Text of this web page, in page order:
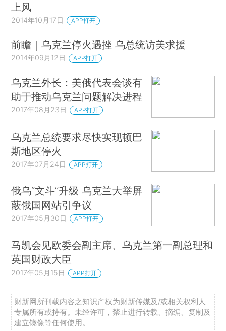
上风
2014年10月17日 APP打开
前瞻｜乌克兰停火遇挫 乌总统访美求援
2014年09月12日 APP打开
乌克兰外长：美俄代表会谈有
助于推动乌克兰问题解决进程
2017年08月23日 APP打开
乌克兰总统要求尽快实现顿巴
斯地区停火
2017年07月24日 APP打开
俄乌“文斗”升级 乌克兰大举屏
蔽俄国网站引争议
2017年05月30日 APP打开
马凯会见欧委会副主席、乌克兰第一副总理和
英国财政大臣
2017年05月15日 APP打开
财新网所刊载内容之知识产权为财新传媒及/或相关权利人
专属所有或持有。未经许可，禁止进行转载、摘编、复制及
建立镜像等任何使用。